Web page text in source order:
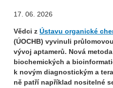
17. 06. 2026
Vědci z Ústavu organické
(ÚOCHB) vyvinuli
vývoj aptamerů. Nová
biochemických a
k novým diagnostickým a
ně patří například nositelné